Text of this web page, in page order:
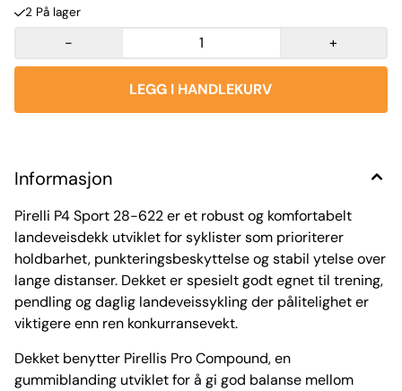
2 På lager
- +
Informasjon
Pirelli P4 Sport 28-622 er et robust og komfortabelt
landeveisdekk utviklet for syklister som prioriterer
holdbarhet, punkteringsbeskyttelse og stabil ytelse over
lange distanser. Dekket er spesielt godt egnet til trening,
pendling og daglig landeveissykling der pålitelighet er
viktigere enn ren konkurransevekt.
Dekket benytter Pirellis Pro Compound, en
gummiblanding utviklet for å gi god balanse mellom